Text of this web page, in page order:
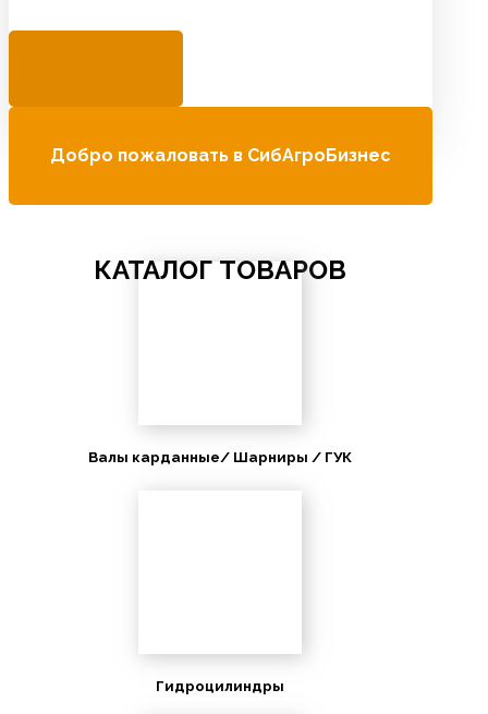
Добро пожаловать в СибАгроБизнес
КАТАЛОГ ТОВАРОВ
Валы карданные/ Шарниры / ГУК
Гидроцилиндры